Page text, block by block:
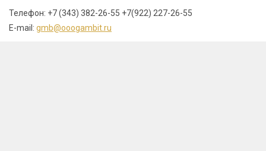
Телефон: +7 (343) 382-26-55 +7(922) 227-26-55
E-mail: gmb@ooogambit.ru